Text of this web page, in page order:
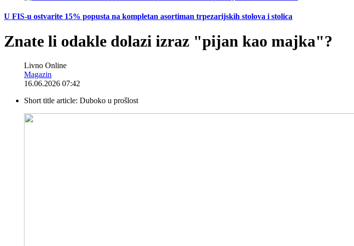
U FIS-u ostvarite 15% popusta na kompletan asortiman trpezarijskih stolova i stolica
Znate li odakle dolazi izraz "pijan kao majka"?
Livno Online
Magazin
16.06.2026 07:42
Short title article: Duboko u prošlost